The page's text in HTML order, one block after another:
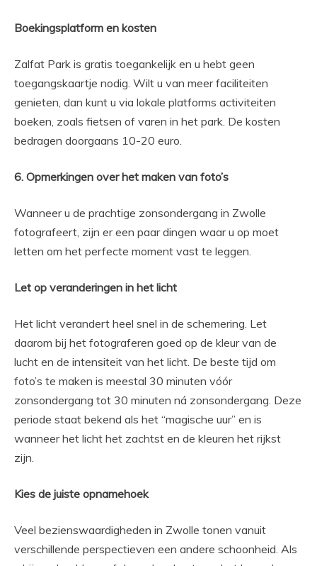
Boekingsplatform en kosten
Zalfat Park is gratis toegankelijk en u hebt geen
toegangskaartje nodig. Wilt u van meer faciliteiten
genieten, dan kunt u via lokale platforms activiteiten
boeken, zoals fietsen of varen in het park. De kosten
bedragen doorgaans 10-20 euro.
6. Opmerkingen over het maken van foto’s
Wanneer u de prachtige zonsondergang in Zwolle
fotografeert, zijn er een paar dingen waar u op moet
letten om het perfecte moment vast te leggen.
Let op veranderingen in het licht
Het licht verandert heel snel in de schemering. Let
daarom bij het fotograferen goed op de kleur van de
lucht en de intensiteit van het licht. De beste tijd om
foto’s te maken is meestal 30 minuten vóór
zonsondergang tot 30 minuten ná zonsondergang. Deze
periode staat bekend als het “magische uur” en is
wanneer het licht het zachtst en de kleuren het rijkst
zijn.
Kies de juiste opnamehoek
Veel bezienswaardigheden in Zwolle tonen vanuit
verschillende perspectieven een andere schoonheid. Als